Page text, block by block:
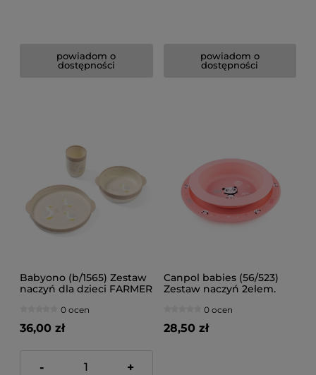
powiadom o
dostępności
powiadom o
dostępności
Babyono (b/1565) Zestaw
naczyń dla dzieci FARMER
0 ocen
36,00 zł
- +
Canpol babies (56/523)
Zestaw naczyń 2elem.
0 ocen
28,50 zł